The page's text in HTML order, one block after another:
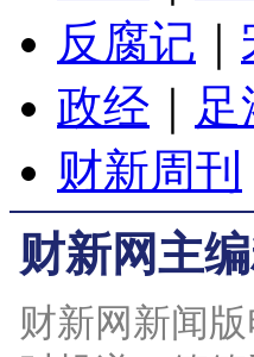
反腐记
政经
财新周刊
财新网主
财新网新闻